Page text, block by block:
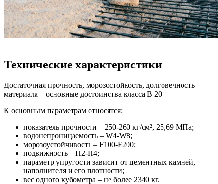
Технические характеристики
Достаточная прочность, морозостойкость, долговечность
материала – основные достоинства класса В 20.
К основным параметрам относятся:
показатель прочности – 250-260 кг/см², 25,69 МПа;
водонепроницаемость – W4-W8;
морозоустойчивость – F100-F200;
подвижность – П2-П4;
параметр упругости зависит от цементных камней,
наполнителя и его плотности;
вес одного кубометра – не более 2340 кг.